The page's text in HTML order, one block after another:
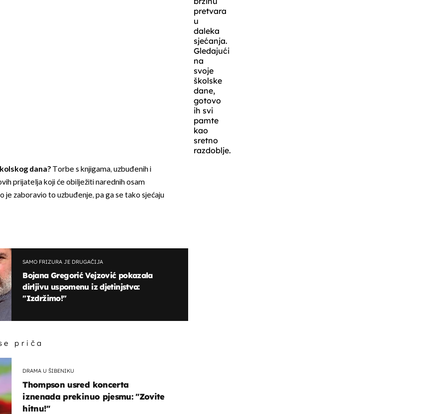
pretvara
u
daleka
sjećanja.
Gledajući
na
svoje
školske
dane,
gotovo
ih svi
pamte
kao
sretno
razdoblje.
dana?Torbe s knjigama, uzbuđenih i
prijatelja koji će obilježiti narednih osam
je zaboravio to uzbuđenje, pa ga se tako sjećaju
SAMO FRIZURA JE DRUGAČIJA
Bojana Gregorić Vejzović pokazala
dirljivu uspomenu iz djetinjstva:
"Izdržimo!"
priča
DRAMA U ŠIBENIKU
Thompson usred koncerta
iznenada prekinuo pjesmu: "Zovite
hitnu!"